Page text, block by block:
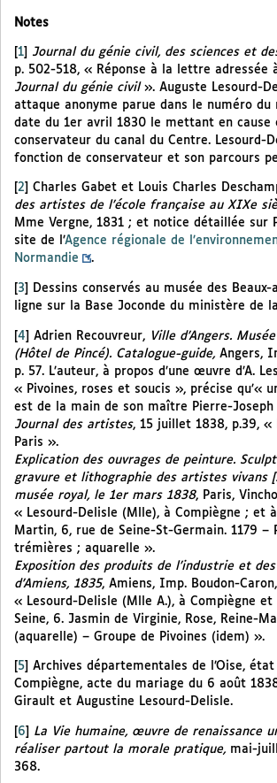
Notes
[1] Journal du génie civil, des sciences et
p. 502-518, « Réponse à la lettre adressée
Journal du génie civil». Auguste Lesourd-
attaque anonyme parue dans le numéro du
date du 1er avril 1830 le mettant en cause
conservateur du canal du Centre. Lesourd-
fonction de conservateur et son parcours
2 Charles Gabet et Louis Charles
des artistes de l’école française au XIXe
Mme Vergne, 1831 ; et notice détaillée sur
site de l’Agence régionale de
Normandie
.
3
Dessins conservés au musée des Beaux-
ligne sur la Base Joconde du ministère de
[4] Adrien Recouvreur, Ville d’Angers.
(Hôtel de Pincé). Catalogue-guide, Angers,
p. 57. L’auteur, à propos d’une œuvre d’A.
« Pivoines, roses et soucis », précise qu’«
est de la main de son maître Pierre-Joseph
Journal des artistes, 15 juillet 1838, p.39, «
Paris ».
Explication des ouvrages de peinture.
gravure et lithographie des artistes vivans
musée royal, le 1er mars 1838, Paris,
« Lesourd-Delisle (Mlle), à Compiègne ; et
Martin, 6, rue de Seine-St-Germain. 1179 –
trémières ; aquarelle ».
Exposition des produits de l’industrie et
d’Amiens, 1835, Amiens, Imp. Boudon-
« Lesourd-Delisle (Mlle A.), à Compiègne et
Seine, 6. Jasmin de Virginie, Rose, Reine-
(aquarelle) – Groupe de Pivoines (idem) ».
5
Archives départementales de l’Oise,
Compiègne, acte du mariage du 6 août
Girault et Augustine Lesourd-Delisle.
[6] La Vie humaine, œuvre de renaissance
réaliser partout la morale pratique, mai-
368.